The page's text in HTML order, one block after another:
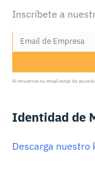
Inscríbete a
Al enviarnos tu email estás de
Identidad de
Descarga nuestro